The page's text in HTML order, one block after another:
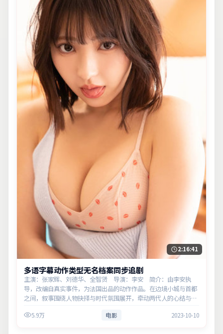
2:16:41
多语字幕动作类型无名档案同步追剧
主演：张家辉、刘德华、全智贤 导演：李安 简介：由李安执
导，改编自真实事件，为法国出品的动作作品。在边境小城与首都
之间，叙事围绕人物抉择与时代氛围展开，牵动两代人的心结与和
5.9万 电影 2023-10-10